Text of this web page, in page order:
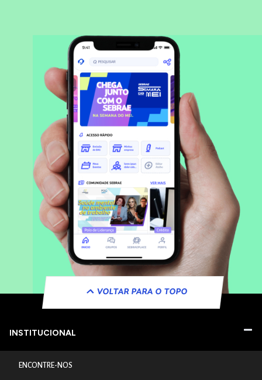
VOLTAR PARA O TOPO
INSTITUCIONAL
ENCONTRE-NOS